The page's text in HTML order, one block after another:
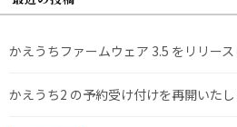
かえうちファームウェア 3.5 をリリー
かえうち2 の予約受け付けを再開いた